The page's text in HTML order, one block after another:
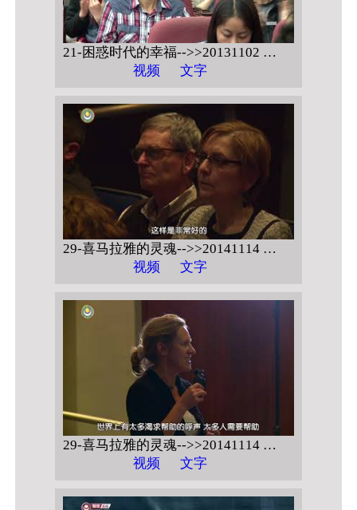
21-困惑时代的幸福-->>20131102 江西财经大学 【戒定慧与人生幸福 问答】
视频
文字
29-喜马拉雅的灵魂-->>20141114 普林斯顿大学 【当代菩萨道 现今社会菩萨的修与行】
视频
文字
29-喜马拉雅的灵魂-->>20141114 普林斯顿大学 【当代菩萨道 现今社会菩萨的修与行 问答】
视频
文字